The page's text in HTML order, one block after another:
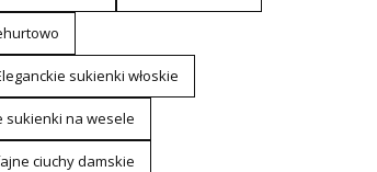
sukienki włoskie
sukienki na wesele
ciuchy damskie